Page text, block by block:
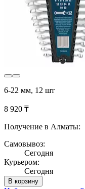
6-22 мм, 12 шт
8 920 ₸
Получение в Алматы:
Самовывоз:
Сегодня
Курьером:
Сегодня
В корзину